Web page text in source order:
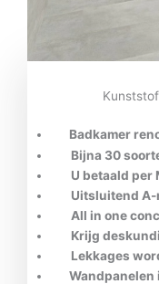
Badkamer
Bijna 30
U betaald per
Uitsluitend
All in one
Krijg
Lekkages
Wandpanelen